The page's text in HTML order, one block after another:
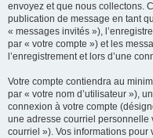
envoyez et que nous collectons.
publication de message en tant
« messages invités »),
par « votre compte ») et les
l’enregistrement et lors d’une
Votre compte contiendra au
par « votre nom d’utilisateur »),
connexion à votre compte
une adresse courriel personnelle
courriel »). Vos informations